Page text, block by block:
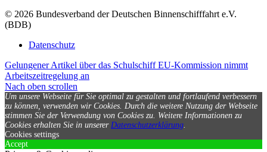
© 2026 Bundesverband der Deutschen Binnenschifffahrt e.V.
(BDB)
Datenschutz
Gelungener Artikel über das Schulschiff EU-Kommission nimmt
Arbeitszeitregelung an
Nach oben scrollen
Um unsere Webseite für Sie optimal zu gestalten und fortlaufend verbessern
zu können, verwenden wir Cookies. Durch die weitere Nutzung der Webseite
stimmen Sie der Verwendung von Cookies zu. Weitere Informationen zu
Cookies erhalten Sie in unserer Datenschutzerklärung.
Cookies settings
Accept